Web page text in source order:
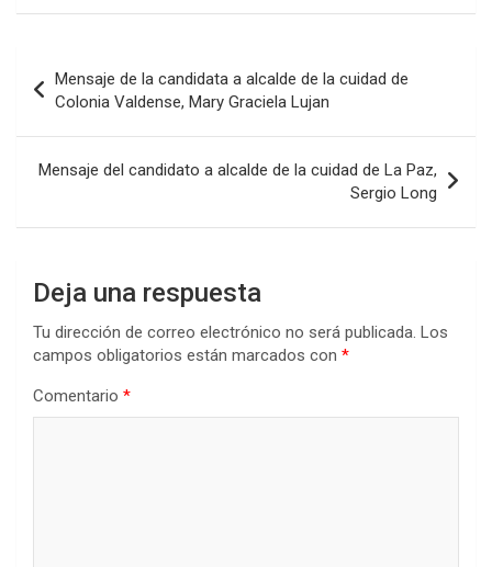
ce
o
o
k
tt
er
at
A
p
p
ke
n
m
p
ar
tir
de
entradas
Mensaje de la candidata a alcalde de la cuidad de
Colonia Valdense, Mary Graciela Lujan
Mensaje del candidato a alcalde de la cuidad de La Paz,
Sergio Long
Deja una respuesta
Tu dirección de correo electrónico no será publicada. Los
campos obligatorios están marcados con *
Comentario *